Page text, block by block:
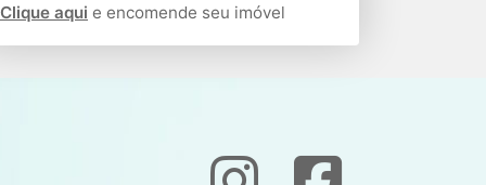
Clique aqui e encomende seu imóvel